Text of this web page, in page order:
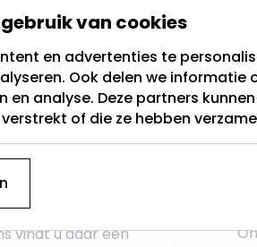
zich niet zelf kan
prima blijft zitten,
in
vindt u daar een
van cookies
en advertenties te
Ook delen we
analyse. Deze partners
of die ze hebben